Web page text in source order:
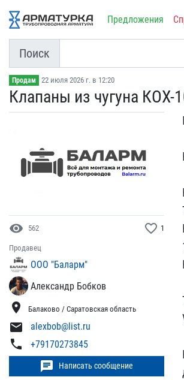
Предложения
Поиск
Продам 22 июля 2026 г. в 12:20
Клапаны из чугуна КОХ-
visibility 562 favorite_border 1
Продавец
ООО "Баларм"
Александр Бобков
location_on Балаково / Саратовская область
mail alexbob@list.ru
phone +79170273845
chat Написать сообщение